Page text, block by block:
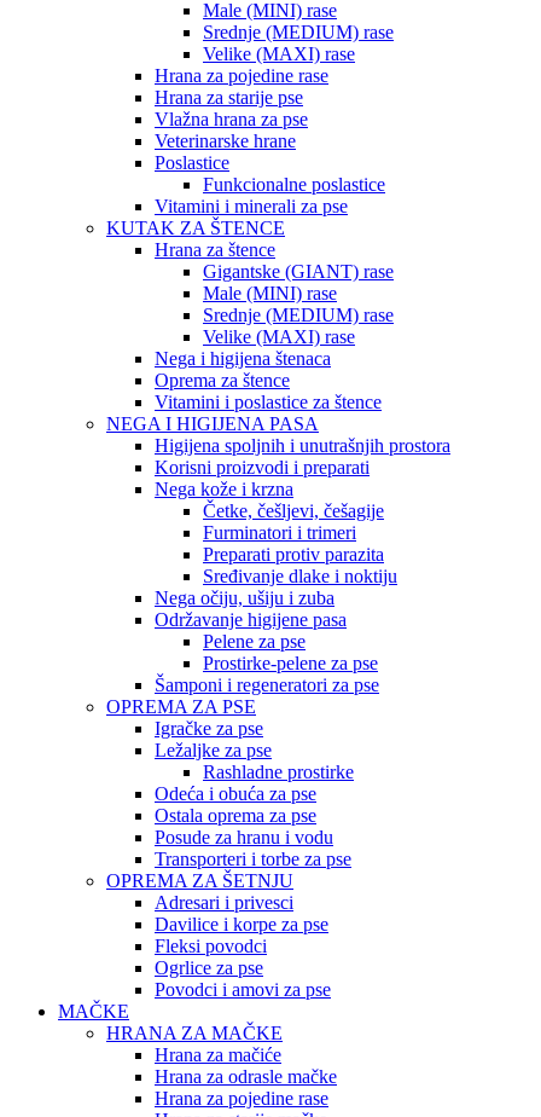
Male (MINI) rase
Srednje (MEDIUM) rase
Velike (MAXI) rase
Hrana za pojedine rase
Hrana za starije pse
Vlažna hrana za pse
Veterinarske hrane
Poslastice
Funkcionalne poslastice
Vitamini i minerali za pse
KUTAK ZA ŠTENCE
Hrana za štence
Gigantske (GIANT) rase
Male (MINI) rase
Srednje (MEDIUM) rase
Velike (MAXI) rase
Nega i higijena štenaca
Oprema za štence
Vitamini i poslastice za štence
NEGA I HIGIJENA PASA
Higijena spoljnih i unutrašnjih prostora
Korisni proizvodi i preparati
Nega kože i krzna
Četke, češljevi, češagije
Furminatori i trimeri
Preparati protiv parazita
Sređivanje dlake i noktiju
Nega očiju, ušiju i zuba
Održavanje higijene pasa
Pelene za pse
Prostirke-pelene za pse
Šamponi i regeneratori za pse
OPREMA ZA PSE
Igračke za pse
Ležaljke za pse
Rashladne prostirke
Odeća i obuća za pse
Ostala oprema za pse
Posude za hranu i vodu
Transporteri i torbe za pse
OPREMA ZA ŠETNJU
Adresari i privesci
Davilice i korpe za pse
Fleksi povodci
Ogrlice za pse
Povodci i amovi za pse
MAČKE
HRANA ZA MAČKE
Hrana za mačiće
Hrana za odrasle mačke
Hrana za pojedine rase